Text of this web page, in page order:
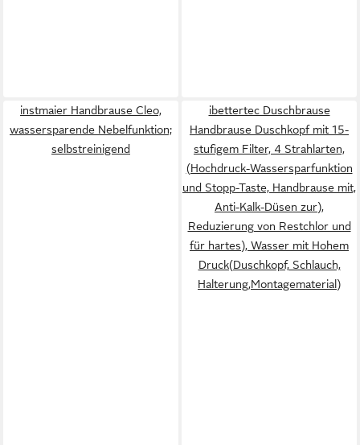
instmaier Handbrause Cleo,
wassersparende Nebelfunktion;
selbstreinigend
ibettertec Duschbrause
Handbrause Duschkopf mit 15-
stufigem Filter, 4 Strahlarten,
(Hochdruck-Wassersparfunktion
und Stopp-Taste, Handbrause mit,
Anti-Kalk-Düsen zur),
Reduzierung von Restchlor und
für hartes), Wasser mit Hohem
Druck(Duschkopf, Schlauch,
Halterung,Montagematerial)